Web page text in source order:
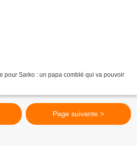
pour Sarko : un papa comblé qui va pouvoir
Page suivante >